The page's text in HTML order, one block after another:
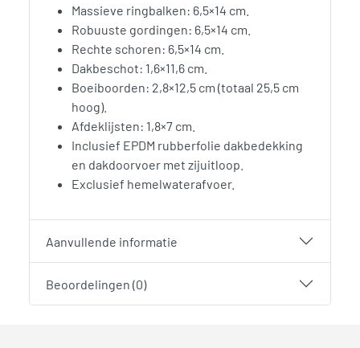
Massieve ringbalken: 6,5×14 cm.
Robuuste gordingen: 6,5×14 cm.
Rechte schoren: 6,5×14 cm.
Dakbeschot: 1,6×11,6 cm.
Boeiboorden: 2,8×12,5 cm (totaal 25,5 cm
hoog).
Afdeklijsten: 1,8×7 cm.
Inclusief EPDM rubberfolie dakbedekking
en dakdoorvoer met zijuitloop.
Exclusief hemelwaterafvoer.
Aanvullende informatie
Beoordelingen (0)